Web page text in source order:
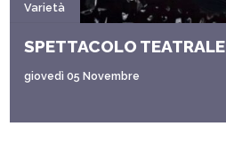
Varietà
SPETTACOLO TEATRALE
giovedì 05 Novembre